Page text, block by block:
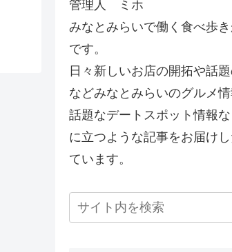
管理人 ミホ
みなとみらいで働く食べ歩
です。
日々新しいお店の開拓や話
などみなとみらいのグルメ
話題なデートスポット情報
に立つような記事をお届け
ています。